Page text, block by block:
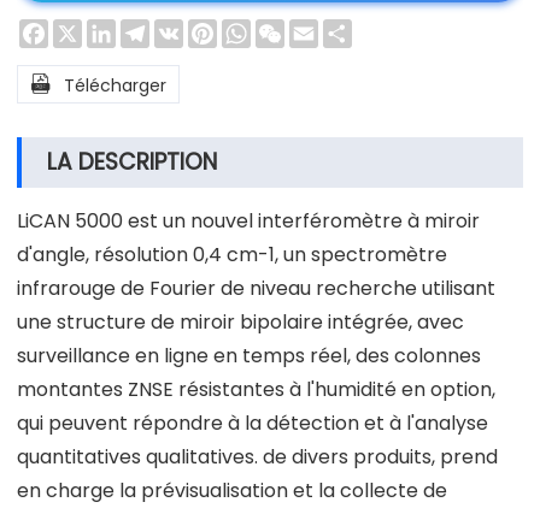
Facebook
X LinkedInTelegram
VK PinterestWhatsApp
WeChat
Email
 Télécharger
LA DESCRIPTION
LiCAN 5000 est un nouvel interféromètre à miroir
d'angle, résolution 0,4 cm-1, un spectromètre
infrarouge de Fourier de niveau recherche utilisant
une structure de miroir bipolaire intégrée, avec
surveillance en ligne en temps réel, des colonnes
montantes ZNSE résistantes à l'humidité en option,
qui peuvent répondre à la détection et à l'analyse
quantitatives qualitatives. de divers produits, prend
en charge la prévisualisation et la collecte de